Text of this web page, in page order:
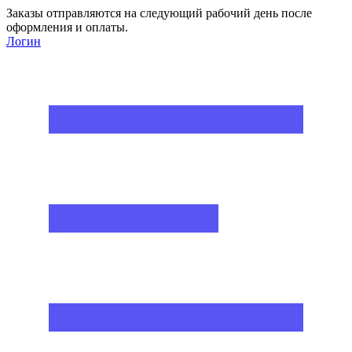
Заказы отправляются на следующий рабочий день после
оформления и оплаты.
Логин